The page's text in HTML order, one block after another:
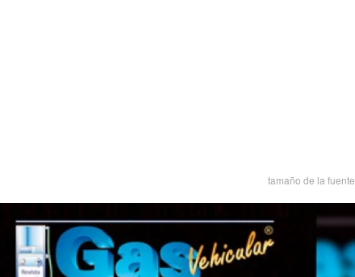
tamaño de la fuente